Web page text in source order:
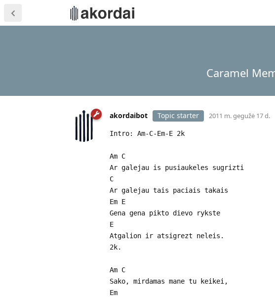
Caramel
akordaibot Topic starter 2011 m. gegužė 17 d.
Intro: Am-C-Em-E 2k
Am C
Ar galejau is pusiaukeles sugrizti
C
Ar galejau tais paciais takais
Em E
Gena gena pikto dievo rykste
E
Atgalion ir atsigrezt neleis.
2k.
Am C
Sako, mirdamas mane tu keikei,
Em